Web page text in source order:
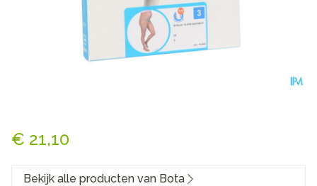
€ 21,10
Bekijk alle producten van Bota